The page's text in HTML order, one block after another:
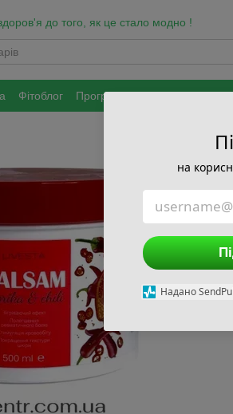
до того, як це стало модно !
Фітоблог Програма лояльності
Політика обробки та захисту персональних
на
Надано